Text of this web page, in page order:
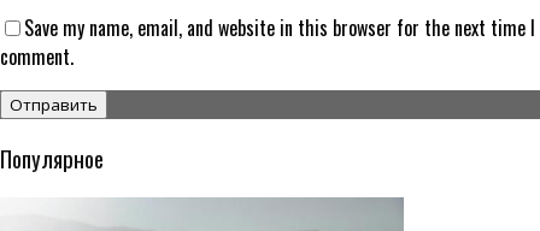
Save my name, email, and website in this browser for the next time I
comment.
Популярное